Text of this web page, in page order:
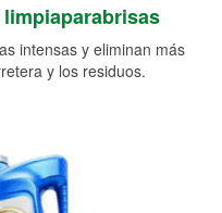
intensas y eliminan más
y los residuos.